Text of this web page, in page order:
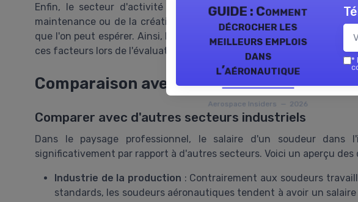
Enfin, le secteur d'activité dans lequel le soudeur est employé,
maintenance ou de la création de prototypes, peut également
que l'on peut espérer. Ainsi, les agents et recruteurs du domaine
ces facteurs lors de l'évaluation des candidatures et de la
Comparaison avec d'autres secteurs
Comparer avec d'autres secteurs industriels
Dans le paysage professionnel, le salaire d'un soudeur dans
significativement par rapport à d'autres secteurs. Voici un aperçu
Industrie de la production : Contrairement aux soudeurs
standards, les soudeurs aéronautiques tendent à avoir un
GUIDE : Comment
décrocher les
meilleurs emplois
dans
l’aéronautique
Aerospace Insiders — 2026
*